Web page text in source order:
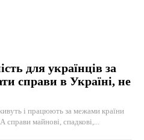
для українців за
справи в Україні, не
і працюють за межами країни
майнові, спадкові,...